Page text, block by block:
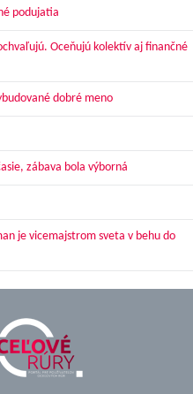
podujatia
Oceňujú kolektív aj finančné
dobré meno
zábava bola výborná
je vicemajstrom sveta v behu do